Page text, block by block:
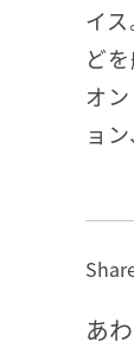
イ
ど
オ
ョ
あ